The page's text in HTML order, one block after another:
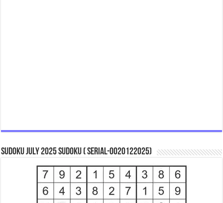
Sudoku July 2025 Sudoku ( Serial-0020122025)